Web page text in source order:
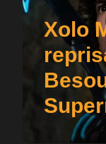
Xolo